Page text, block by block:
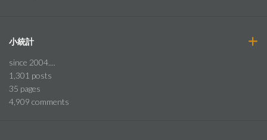
小統計
since 2004....
1,301 posts
35 pages
4,909 comments